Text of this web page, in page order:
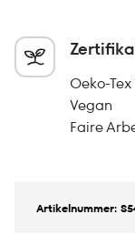
Oeko-
Vegan
Faire
Artikelnummer: